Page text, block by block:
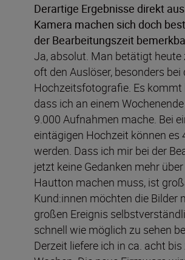
Derartige Ergebnisse direkt
Kamera machen sich doch
der Bearbeitungszeit
Ja, absolut. Man betätigt heute
oft den Auslöser, besonders bei
Hochzeitsfotografie. Es kommt
dass ich an einem Wochenende
9.000 Aufnahmen mache. Bei
eintägigen Hochzeit können es
werden. Dass ich mir bei der
jetzt keine Gedanken mehr
Hautton machen muss, ist
Kund:innen möchten die Bilder
großen Ereignis
schnell wie möglich zu sehen
Derzeit liefere ich in ca. acht bis